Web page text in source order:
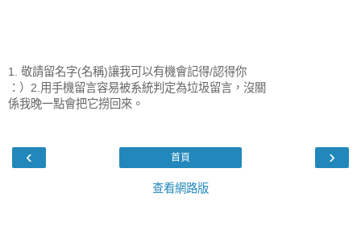
1. 敬請留名字(名稱)讓我可以有機會記得/認得你
：）2.用手機留言容易被系統判定為垃圾留言，沒關
係我晚一點會把它撈回來。
‹ ›
首頁
查看網路版